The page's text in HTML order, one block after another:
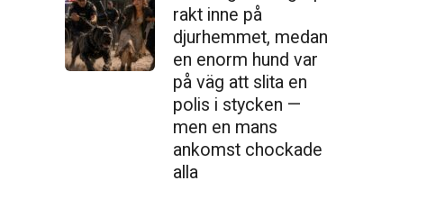
rakt inne på
djurhemmet, medan
en enorm hund var
på väg att slita en
polis i stycken —
men en mans
ankomst chockade
alla